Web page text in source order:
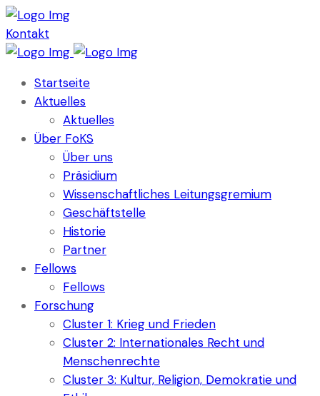
Kontakt
Startseite
Aktuelles
Aktuelles
Über FoKS
Über uns
Präsidium
Wissenschaftliches Leitungsgremium
Geschäftstelle
Historie
Partner
Fellows
Fellows
Forschung
Cluster 1: Krieg und Frieden
Cluster 2: Internationales Recht und
Menschenrechte
Cluster 3: Kultur, Religion, Demokratie und